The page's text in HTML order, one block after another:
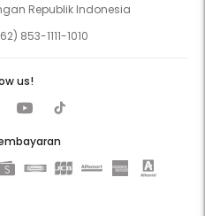
Republik Indonesia
853-1111-1010
us!